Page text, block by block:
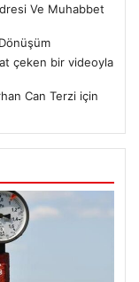
Ve Muhabbet
çeken bir videoyla
Can Terzi için